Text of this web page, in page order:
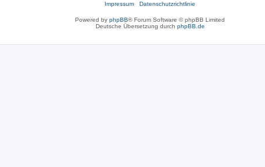
Impressum Datenschutzrichtlinie
Powered by phpBB® Forum Software © phpBB Limited
Deutsche Übersetzung durch phpBB.de